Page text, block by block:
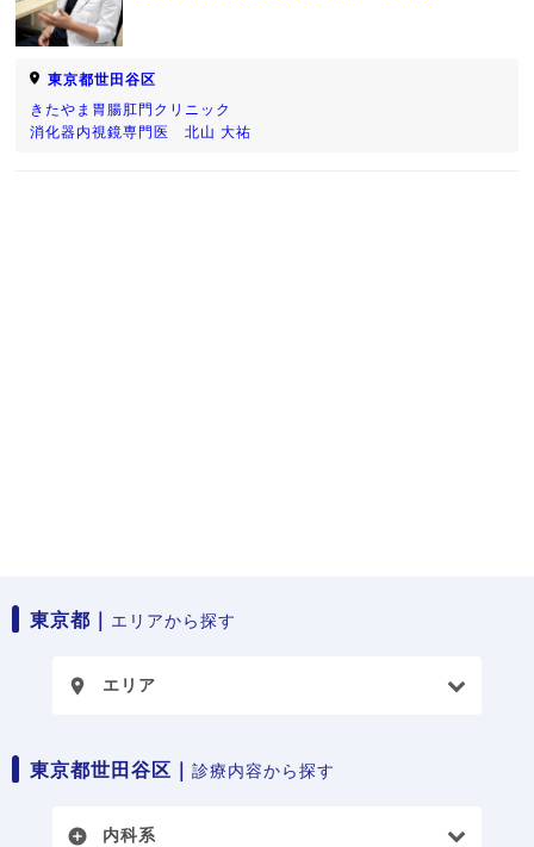
東京都世田谷区
きたやま胃腸肛門クリニック
消化器内視鏡専門医 北山 大祐
東京都｜ エリアから探す
place エリア
東京都世田谷区｜ 診療内容から探す
add_circle 内科系